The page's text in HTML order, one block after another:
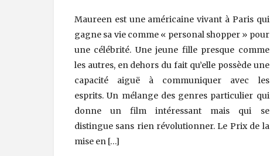
Maureen est une américaine vivant à Paris qui
gagne sa vie comme « personal shopper » pour
une célébrité. Une jeune fille presque comme
les autres, en dehors du fait qu’elle possède une
capacité aiguë à communiquer avec les
esprits. Un mélange des genres particulier qui
donne un film intéressant mais qui se
distingue sans rien révolutionner. Le Prix de la
mise en […]